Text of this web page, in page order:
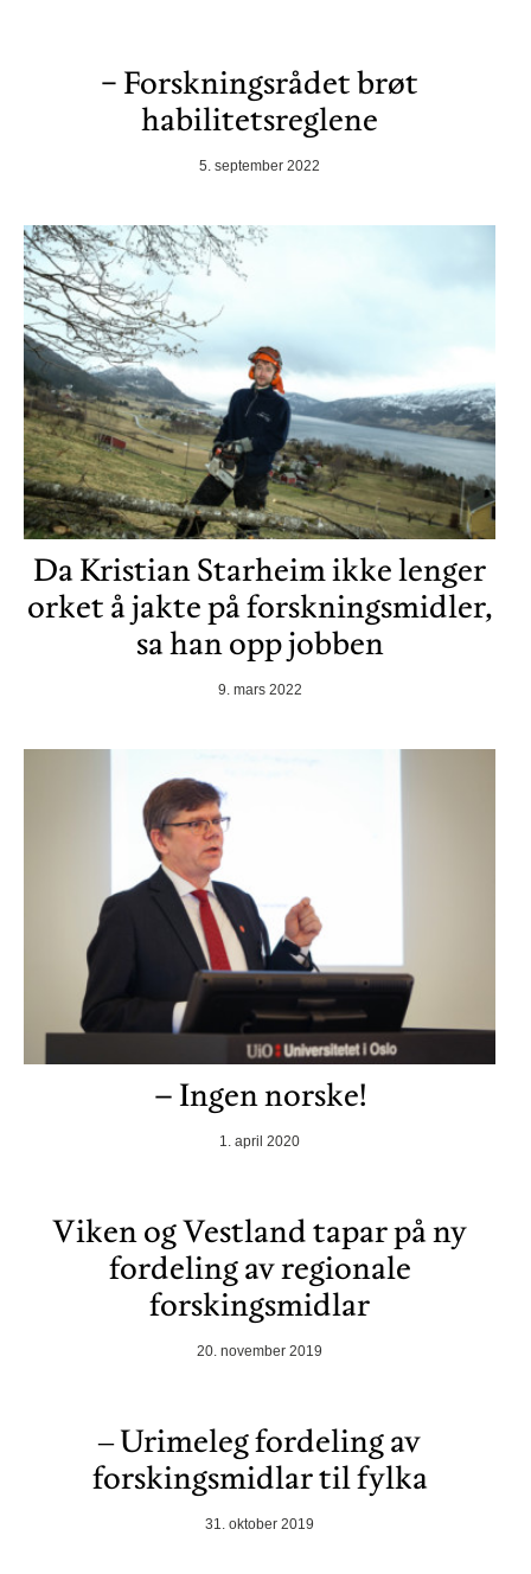
− Forskningsrådet brøt
habilitetsreglene
5. september 2022
Da Kristian Starheim ikke lenger
orket å jakte på forskningsmidler,
sa han opp jobben
9. mars 2022
– Ingen norske!
1. april 2020
Viken og Vestland tapar på ny
fordeling av regionale
forskingsmidlar
20. november 2019
‒ Urimeleg fordeling av
forskingsmidlar til fylka
31. oktober 2019